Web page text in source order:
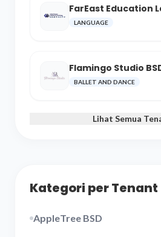
FarEast Education
and Cultural Center
LANGUAGE
Flamingo Studio
BALLET AND DANCE
Lihat Semua
Kategori per Tenant
AppleTree BSD